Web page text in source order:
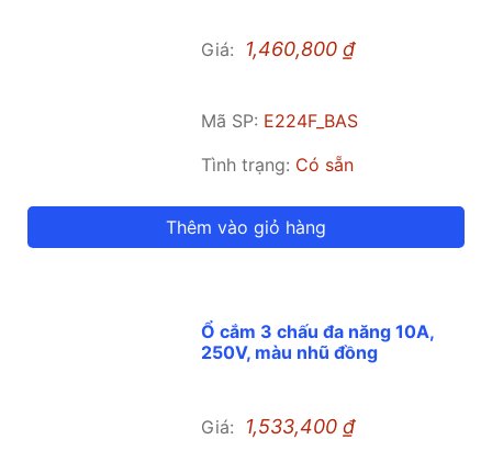
Giá: 1,460,800₫
Mã SP: E224F_BAS
Tình trạng: Có sẵn
Thêm vào giỏ hàng
Ổ cắm 3 chấu đa năng 10A,
250V, màu nhũ đồng
Giá: 1,533,400₫